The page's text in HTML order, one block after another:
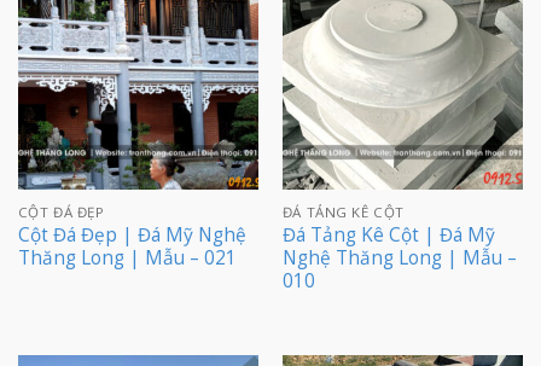
CỘT ĐÁ ĐẸP
Cột Đá Đẹp | Đá Mỹ Nghệ
Thăng Long | Mẫu – 021
ĐÁ TẢNG KÊ CỘT
Đá Tảng Kê Cột | Đá Mỹ
Nghệ Thăng Long | Mẫu –
010